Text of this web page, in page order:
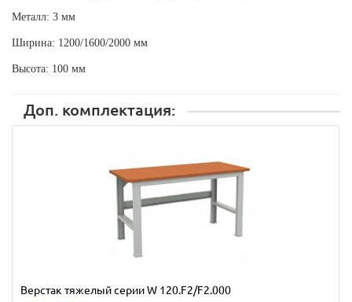
Металл: 3 мм
Ширина: 1200/1600/2000 мм
Высота: 100 мм
Доп. комплектация:
Верстак тяжелый серии W 120.F2/F2.000